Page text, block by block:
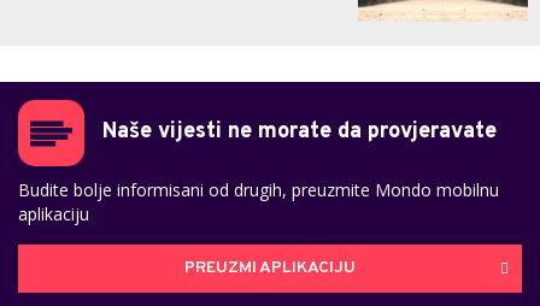
Naše vijesti ne morate da provjeravate
Budite bolje informisani od drugih, preuzmite Mondo mobilnu
aplikaciju
PREUZMI APLIKACIJU